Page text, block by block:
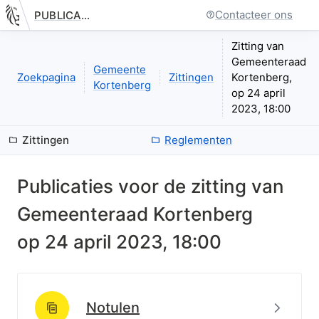
Nieuwe pagina: bestuurseenheid.zittingen.zitting.index
PUBLICATIE.GELINKT-NOTULEREN.VLAANDEREN.BE Contacteer ons
Zoekpagina
Gemeente
Kortenberg
Zittingen
Zitting van
Gemeenteraad
Kortenberg,
op 24 april
2023, 18:00
Zittingen Reglementen
Publicaties voor de zitting van
Gemeenteraad Kortenberg
op 24 april 2023, 18:00
Notulen
http://data.lblod.info/id/lblod/notulen/